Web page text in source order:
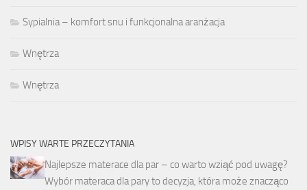
Sypialnia – komfort snu i funkcjonalna aranżacja
Wnętrza
Wnętrza
WPISY WARTE PRZECZYTANIA
Najlepsze materace dla par – co warto wziąć pod uwagę?
Wybór materaca dla pary to decyzja, która może znacząco